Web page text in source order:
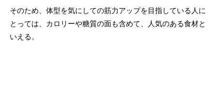
そのため、体型を気にしての筋力アップを目指している人に
とっては、カロリーや糖質の面も含めて、人気のある食材と
いえる。